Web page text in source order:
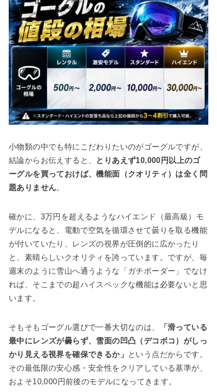
小物類の中でも特にこだわりたいのがゴーグルですが、
結論からお伝えすると、 とりあえず10,000円以上のゴ
ーグルを買っておけば、機能面（クオリティ）は全く問
題ありません。
確かに、3万円を超えるようなハイエンド（最高級）モ
デルになると、電動で空気を循環させて曇りを取る機能
が付いていたり、レンズの視界が圧倒的に広かったり
と、素晴らしいクオリティを誇っています。ですが、毎
週末のように雪山へ通うような「ガチボーダー」でなけ
れば、そこまでの超ハイスペックな機能は必要ないと思
います。
そもそもゴーグル選びで一番大切なのは、
「滑っている
最中にレンズが曇らず、雪面の凹凸（デコボコ）がしっ
かり見える視界を確保できるか」
という点だからです。
その最低限の安心感・安全性をクリアしている基準が、
およそ10,000円前後のモデルになってきます。